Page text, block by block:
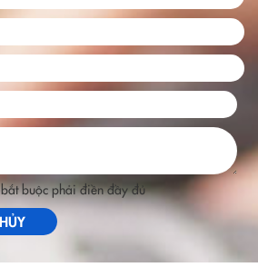
buộc phải điền đầy đủ
HỦY